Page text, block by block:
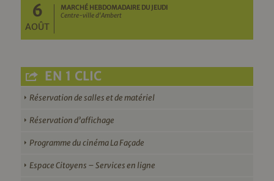
6
AOÛT
MARCHÉ HEBDOMADAIRE DU JEUDI
Centre-ville d'Ambert
EN 1 CLIC
Réservation de salles et de matériel
Réservation d’affichage
Programme du cinéma La Façade
Espace Citoyens – Services en ligne